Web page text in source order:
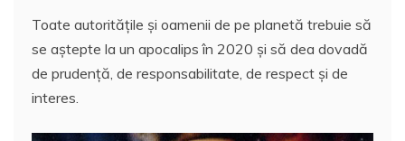
o
o
k
p
p
a
z
ă
Toate autoritățile și oamenii de pe planetă trebuie să
se aștepte la un apocalips în 2020 și să dea dovadă
de prudență, de responsabilitate, de respect și de
interes.